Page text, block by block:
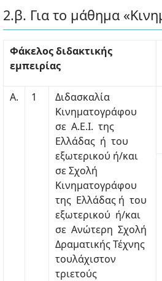
2.β. Για το μάθημα
Φάκελος διδακτικής
εμπειρίας
Α. 1
Διδασκαλία
Κινηματογράφου
σε Α.Ε.Ι. της
Ελλάδας ή του
εξωτερικού ή/και
σε Σχολή
Κινηματογράφου
της Ελλάδας ή του
εξωτερικού ή/και
σε Ανώτερη Σχολή
Δραματικής Τέχνης
τουλάχιστον
τριετούς